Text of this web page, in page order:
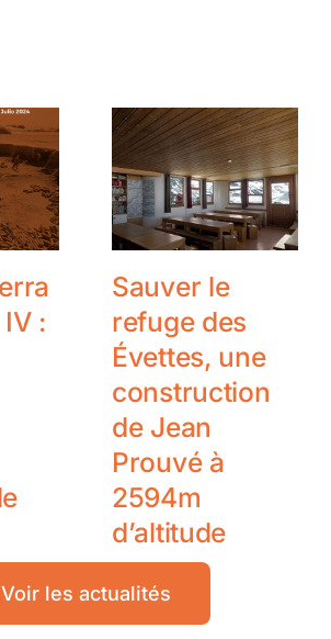
:
Sauver le
refuge des
Évettes, une
construction
de Jean
Prouvé à
2594m
d’altitude
Voir les actualités